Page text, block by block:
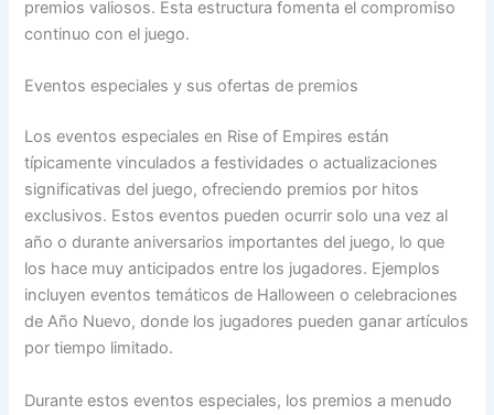
premios valiosos. Esta estructura fomenta el compromiso
continuo con el juego.
Eventos especiales y sus ofertas de premios
Los eventos especiales en Rise of Empires están
típicamente vinculados a festividades o actualizaciones
significativas del juego, ofreciendo premios por hitos
exclusivos. Estos eventos pueden ocurrir solo una vez al
año o durante aniversarios importantes del juego, lo que
los hace muy anticipados entre los jugadores. Ejemplos
incluyen eventos temáticos de Halloween o celebraciones
de Año Nuevo, donde los jugadores pueden ganar artículos
por tiempo limitado.
Durante estos eventos especiales, los premios a menudo